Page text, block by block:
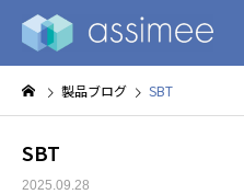
製品ブログ SBT
SBT
2025.09.28